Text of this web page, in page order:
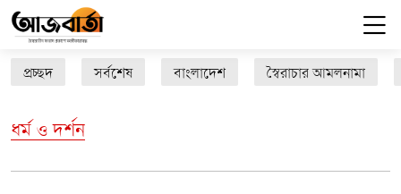
প্রচ্ছদ সর্বশেষ বাংলাদেশ স্বৈরাচার আমলনামা
ধর্ম ও দর্শন